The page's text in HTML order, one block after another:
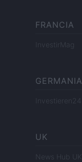
FRANCIA
InvestirMag
GERMANIA
Investieren24
UK
News Hub UK